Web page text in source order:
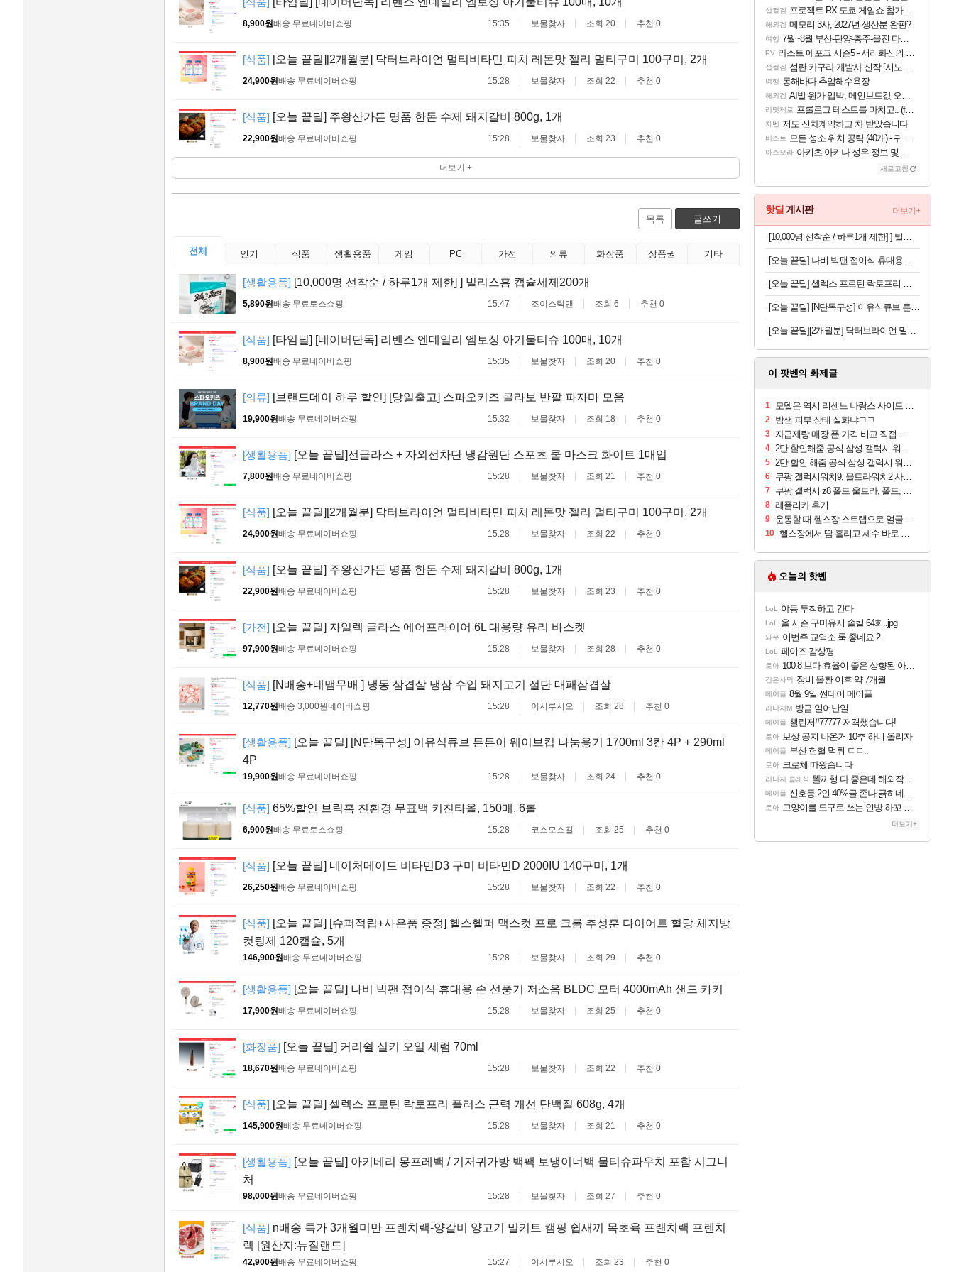
8,900원배송 무료네이버쇼핑 15:35 보물찾자 조회 20 추천 0
[식품] [오늘 끝딜][2개월분] 닥터브라이언 멀티비타민 피치 레몬맛 젤리 멀티구미 100구미, 2개
24,900원배송 무료네이버쇼핑 15:28 보물찾자 조회 22 추천 0
[식품] [오늘 끝딜] 주왕산가든 명품 한돈 수제 돼지갈비 800g, 1개
22,900원배송 무료네이버쇼핑 15:28 보물찾자 조회 23 추천 0
더보기 +
목록 글쓰기
전체 인기 식품 생활용품 게임 PC 가전 의류 화장품 상품권 기타
[생활용품] [10,000명 선착순 / 하루1개 제한] ] 빌리스홈 캡슐세제200개
5,890원배송 무료토스쇼핑 15:47 조이스틱맨 조회 6 추천 0
[식품] [타임딜] [네이버단독] 리벤스 엔데일리 엠보싱 아기물티슈 100매, 10개
8,900원배송 무료네이버쇼핑 15:35 보물찾자 조회 20 추천 0
[의류] [브랜드데이 하루 할인] [당일출고] 스파오키즈 콜라보 반팔 파자마 모음
19,900원배송 무료네이버쇼핑 15:32 보물찾자 조회 18 추천 0
[생활용품] [오늘 끝딜]선글라스 + 자외선차단 냉감원단 스포츠 쿨 마스크 화이트 1매입
7,800원배송 무료네이버쇼핑 15:28 보물찾자 조회 21 추천 0
[식품] [오늘 끝딜][2개월분] 닥터브라이언 멀티비타민 피치 레몬맛 젤리 멀티구미 100구미, 2개
24,900원배송 무료네이버쇼핑 15:28 보물찾자 조회 22 추천 0
[식품] [오늘 끝딜] 주왕산가든 명품 한돈 수제 돼지갈비 800g, 1개
22,900원배송 무료네이버쇼핑 15:28 보물찾자 조회 23 추천 0
[가전] [오늘 끝딜] 자일렉 글라스 에어프라이어 6L 대용량 유리 바스켓
97,900원배송 무료네이버쇼핑 15:28 보물찾자 조회 28 추천 0
[식품] [N배송+네맴무배 ] 냉동 삼겹살 냉삼 수입 돼지고기 절단 대패삼겹살
12,770원배송 3,000원네이버쇼핑 15:28 이시루시오 조회 28 추천 0
[생활용품] [오늘 끝딜] [N단독구성] 이유식큐브 튼튼이 웨이브킵 나눔용기 1700ml 3칸 4P + 290ml
4P
19,900원배송 무료네이버쇼핑 15:28 보물찾자 조회 24 추천 0
[식품] 65%할인 브릭홈 친환경 무표백 키친타올, 150매, 6롤
6,900원배송 무료토스쇼핑 15:28 코스모스길 조회 25 추천 0
[식품] [오늘 끝딜] 네이처메이드 비타민D3 구미 비타민D 2000IU 140구미, 1개
26,250원배송 무료네이버쇼핑 15:28 보물찾자 조회 22 추천 0
[식품] [오늘 끝딜] [슈퍼적립+사은품 증정] 헬스헬퍼 맥스컷 프로 크롬 추성훈 다이어트 혈당 체지방
컷팅제 120캡슐, 5개
146,900원배송 무료네이버쇼핑 15:28 보물찾자 조회 29 추천 0
[생활용품] [오늘 끝딜] 나비 빅팬 접이식 휴대용 손 선풍기 저소음 BLDC 모터 4000mAh 샌드 카키
17,900원배송 무료네이버쇼핑 15:28 보물찾자 조회 25 추천 0
[화장품] [오늘 끝딜] 커리쉴 실키 오일 세럼 70ml
18,670원배송 무료네이버쇼핑 15:28 보물찾자 조회 22 추천 0
[식품] [오늘 끝딜] 셀렉스 프로틴 락토프리 플러스 근력 개선 단백질 608g, 4개
145,900원배송 무료네이버쇼핑 15:28 보물찾자 조회 21 추천 0
[생활용품] [오늘 끝딜] 아키베리 몽프레백 / 기저귀가방 백팩 보냉이너백 물티슈파우치 포함 시그니
처
98,000원배송 무료네이버쇼핑 15:28 보물찾자 조회 27 추천 0
[식품] n배송 특가 3개월미만 프렌치랙-양갈비 양고기 밀키트 캠핑 쉽새끼 목초육 프랜치랙 프렌치
렉 [원산지:뉴질랜드]
42,900원배송 무료네이버쇼핑 15:27 이시루시오 조회 23 추천 0
섭컬겜 프로젝트 RX 도쿄 게임쇼 참가 결정
해외겜 메모리 3사, 2027년 생산분 완판?
여행 7월~8월 부산-단양-충주-울진 다녀왔어요~
PV 라스트 에포크 시즌5 - 서리화신의 분노 티저
섭컬겜 섬란 카구라 개발사 신작 [시노비 넥서스] 연내 출시 예정
여행 동해바다 추암해수욕장
해외겜 AI발 원가 압박, 메인보드값 오르나
리밋제로 프롤로그 테스트를 마치고.. (feat. 리아)
차벤 저도 신차계약하고 차 받았습니다
비스트 모든 성소 위치 공략 (40개) - 귀환한 영혼 도전과제
아스오라 아키츠 아키나 성우 정보 및 주요 필모
새로고침
핫딜 게시판 더보기+
[10,000명 선착순 / 하루1개 제한] ] 빌리스홈 캡슐세제200개
[오늘 끝딜] 나비 빅팬 접이식 휴대용 손 선풍기 저소음 BLDC 모터 4000mAh 샌드 카키
[오늘 끝딜] 셀렉스 프로틴 락토프리 플러스 근력 개선 단백질 608g, 4개
[오늘 끝딜] [N단독구성] 이유식큐브 튼튼이 웨이브킵 나눔용기 1700ml 3칸 4P + 290ml 4P
[오늘 끝딜][2개월분] 닥터브라이언 멀티비타민 피치 레몬맛 젤리 멀티구미 100구미, 2개
이 팟벤의 화제글
1 모델은 역시 리센느 나랑스 사이드 1.25L 1박스
2 밤샘 피부 상태 실화냐ㅋㅋ
3 자급제랑 매장 폰 가격 비교 직접 안가도 되네요
4 2만 할인해줌 공식 삼성 갤럭시 워치9 크림, 40mm, 블루투스
5 2만 할인 해줌 공식 삼성 갤럭시 워치9 실버, 44mm, 블루투스
6 쿠팡 갤럭시워치9, 울트라워치2 사전구매 혜택 받아보세요
7 쿠팡 갤럭시 z8 폴드 울트라, 폴드, 플립 사전예약
8 레플리카 후기
9 운동할 때 헬스장 스트랩으로 얼굴 만졌다가 볼 뒤집어짐
10 헬스장에서 땀 흘리고 세수 바로 안 하면 트러블 나냐?
오늘의 핫벤
LoL 야동 투척하고 간다
LoL 올 시즌 구마유시 솔킬 64회..jpg
와우 이번주 교역소 룩 좋네요 2
LoL 페이즈 감상평
로아 100:8 보다 효율이 좋은 상향된 아제나 ㄷㄷ
검은사막 장비 올환 이후 약 7개월
메이플 8월 9일 썬데이 메이플
리니지M 방금 일어난일
메이플 챌린저#77777 저격했습니다!
로아 보상 공지 나온거 10추 하니 올리자
메이플 부산 헌혈 먹튀 ㄷㄷ..
로아 크로체 따왔습니다
리니지 클래식 똘끼형 다 좋은데 해외작업장 도와주는 짓은 좀 아니지않냐?
메이플 신호등 2인 40%글 존나 긁히네 씨발
로아 고양이를 도구로 쓰는 인방 하꼬 스트리머 박제합니다.
더보기+